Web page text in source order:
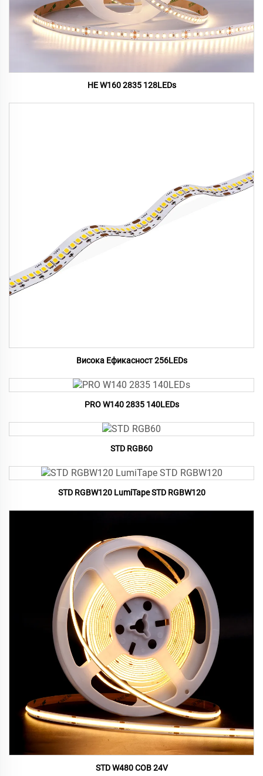
HE W160 2835 128LEDs
Висока Ефикасност 256LEDs
PRO W140 2835 140LEDs
STD RGB60
STD RGBW120 LumiTape STD RGBW120
STD W480 COB 24V